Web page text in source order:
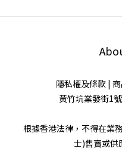
隱私權及條款 |
黃竹坑業發街1
根據香港法律，不得在業
士)售賣或供